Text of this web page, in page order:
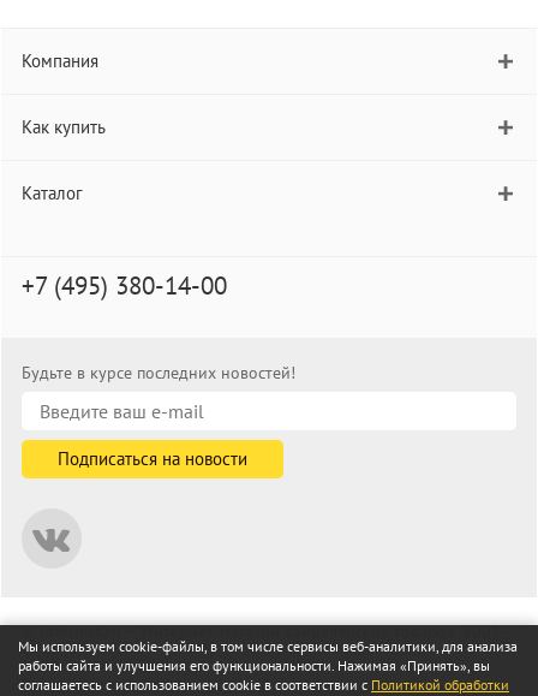
Компания
Как купить
Каталог
+7 (495) 380-14-00
Будьте в курсе последних новостей!
© informat.ru — Интернет-магазин канцелярских товаров. 2001—
2026
Все права защищены
Мы используем cookie-файлы, в том числе сервисы веб-аналитики, для анализа
работы сайта и улучшения его функциональности. Нажимая «Принять», вы
соглашаетесь с использованием cookie в соответствии с Политикой обработки